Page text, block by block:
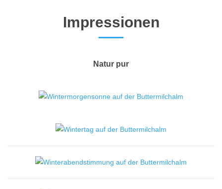
Impressionen
Natur pur